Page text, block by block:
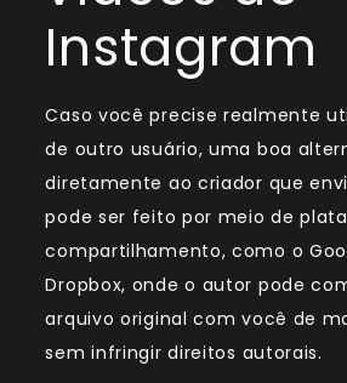
Instagram
Caso você precise realmente
de outro usuário, uma boa
diretamente ao criador que
pode ser feito por meio de
compartilhamento, como o
Dropbox, onde o autor pode
arquivo original com você de
sem infringir direitos autorais.